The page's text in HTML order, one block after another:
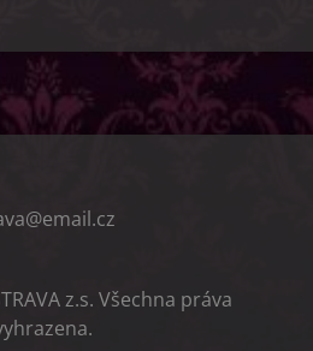
ail.cz
z.s. Všechna práva